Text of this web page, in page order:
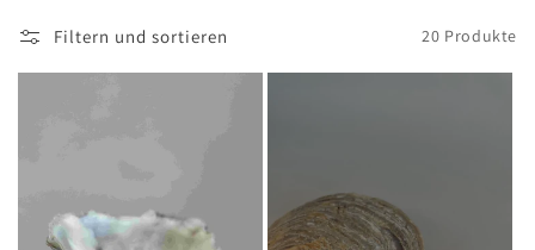
e
:
Filtern und sortieren 20 Produkte